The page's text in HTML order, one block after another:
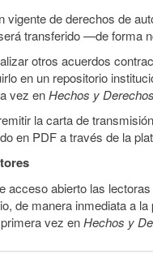
vigente de derechos de
transferido —de forma
otros acuerdos
en un repositorio
vez enHechos y Derechos
la carta de
en PDF a través de la
acceso abierto las
de manera inmediata a
vez enHechos y